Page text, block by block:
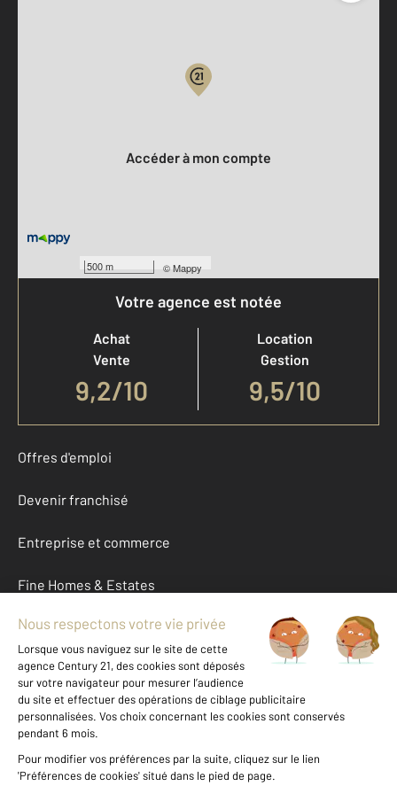
500 m ©Mappy
Accéder à mon compte
Votre agence est notée
Achat
Vente
9,2/10
Location
Gestion
9,5/10
Offres d'emploi
Devenir franchisé
Entreprise et commerce
Fine Homes & Estates
À propos
International
Nous contacter